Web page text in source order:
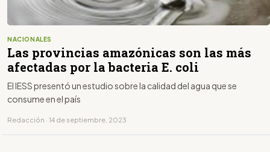
NACIONALES
Las provincias amazónicas son las más
afectadas por la bacteria E. coli
El IESS presentó un estudio sobre la calidad del agua que se
consume en el país
Redacción · 14 de septiembre, 2023